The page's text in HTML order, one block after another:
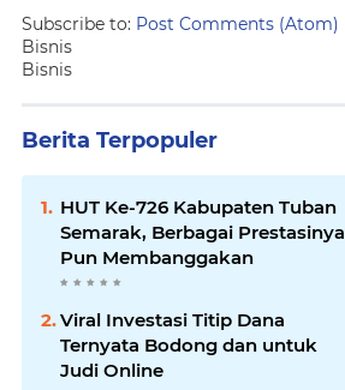
Subscribe to: Post Comments (Atom)
Bisnis
Bisnis
Berita Terpopuler
HUT Ke-726 Kabupaten Tuban
Semarak, Berbagai Prestasinya
Pun Membanggakan
Viral Investasi Titip Dana
Ternyata Bodong dan untuk
Judi Online